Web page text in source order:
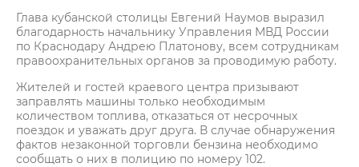
Глава кубанской столицы Евгений Наумов выразил
благодарность начальнику Управления МВД России
по Краснодару Андрею Платонову, всем сотрудникам
правоохранительных органов за проводимую работу.
Жителей и гостей краевого центра призывают
заправлять машины только необходимым
количеством топлива, отказаться от несрочных
поездок и уважать друг друга. В случае обнаружения
фактов незаконной торговли бензина необходимо
сообщать о них в полицию по номеру 102.